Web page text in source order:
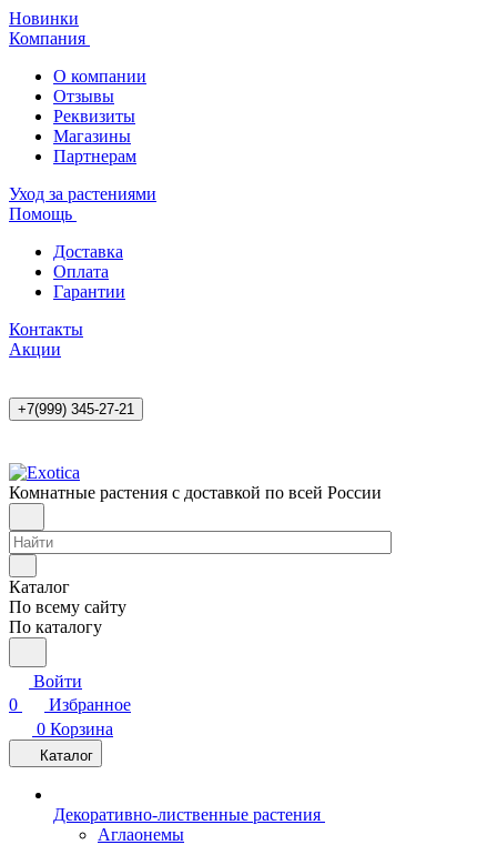
Новинки
Компания
О компании
Отзывы
Реквизиты
Магазины
Партнерам
Уход за растениями
Помощь
Доставка
Оплата
Гарантии
Контакты
Акции
+7(999) 345-27-21
Комнатные растения с доставкой по всей России
Каталог
По всему сайту
По каталогу
Войти
0
Избранное
0 Корзина
Каталог
Декоративно-лиственные растения
Аглаонемы